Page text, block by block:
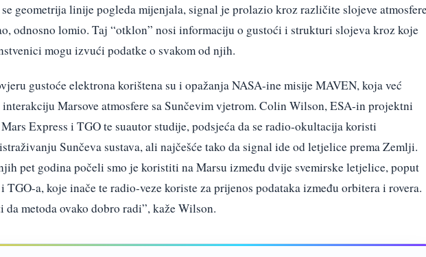
geometrija linije pogleda mijenjala, signal je prolazio kroz različite slojeve
odnosno lomio. Taj “otklon” nosi informaciju o gustoći i strukturi slojeva kroz koje
mogu izvući podatke o svakom od njih.
gustoće elektrona korištena su i opažanja NASA-ine misije MAVEN, koja već
Marsove atmosfere sa Sunčevim vjetrom. Colin Wilson, ESA-in projektni
Express i TGO te suautor studije, podsjeća da se radio-okultacija koristi
Sunčeva sustava, ali najčešće tako da signal ide od letjelice prema Zemlji.
pet godina počeli smo je koristiti na Marsu između dvije svemirske letjelice, poput
TGO-a, koje inače te radio-veze koriste za prijenos podataka između orbitera i rovera.
metoda ovako dobro radi”, kaže Wilson.